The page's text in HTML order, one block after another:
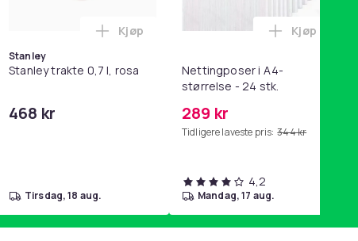
Pink i handlekurven
QC 2 AE 2, AE 2i, AE 2w, SoundTrue, SoundLink Black i
AG10 / LR1130 / LR54 / 189 / 10-pakning PKcell i
Stanley
Stanley trakte 0,7 l, rosa
468 kr
Legg Stanley trakte 0,7 l, rosa i
Kjøp
tirsdag, 18 aug.
Nettingposer i A4-
størrelse - 24 stk.
289 kr
Tidligere laveste pris: 344 kr
Legg
Kjøp
4,2
mandag, 17 aug.